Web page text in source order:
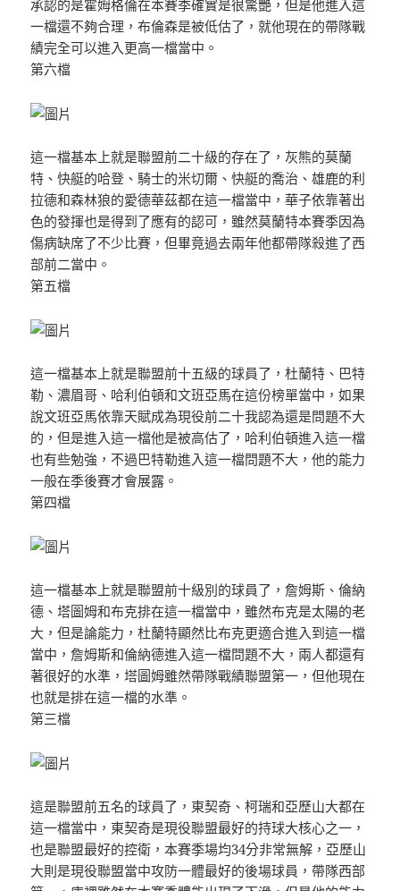
承認的是霍姆格倫在本賽季確實是很驚艷，但是他進入這
一檔還不夠合理，布倫森是被低估了，就他現在的帶隊戰
績完全可以進入更高一檔當中。
第六檔
這一檔基本上就是聯盟前二十級的存在了，灰熊的莫蘭
特、快艇的哈登、騎士的米切爾、快艇的喬治、雄鹿的利
拉德和森林狼的愛德華茲都在這一檔當中，華子依靠著出
色的發揮也是得到了應有的認可，雖然莫蘭特本賽季因為
傷病缺席了不少比賽，但畢竟過去兩年他都帶隊殺進了西
部前二當中。
第五檔
這一檔基本上就是聯盟前十五級的球員了，杜蘭特、巴特
勒、濃眉哥、哈利伯頓和文班亞馬在這份榜單當中，如果
說文班亞馬依靠天賦成為現役前二十我認為還是問題不大
的，但是進入這一檔他是被高估了，哈利伯頓進入這一檔
也有些勉強，不過巴特勒進入這一檔問題不大，他的能力
一般在季後賽才會展露。
第四檔
這一檔基本上就是聯盟前十級別的球員了，詹姆斯、倫納
德、塔圖姆和布克排在這一檔當中，雖然布克是太陽的老
大，但是論能力，杜蘭特顯然比布克更適合進入到這一檔
當中，詹姆斯和倫納德進入這一檔問題不大，兩人都還有
著很好的水準，塔圖姆雖然帶隊戰績聯盟第一，但他現在
也就是排在這一檔的水準。
第三檔
這是聯盟前五名的球員了，東契奇、柯瑞和亞歷山大都在
這一檔當中，東契奇是現役聯盟最好的持球大核心之一，
也是聯盟最好的控衛，本賽季場均34分非常無解，亞歷山
大則是現役聯盟當中攻防一體最好的後場球員，帶隊西部